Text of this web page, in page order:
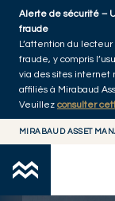
Skip to main
Alerte de sécurité –
fraude
L’attention du
fraude, y compris
via des sites internet
affiliés à Mirabaud
Veuillez consulter
MIRABAUD ASSET
MIRABAUD ASSET
MIRABAUD
Accueil